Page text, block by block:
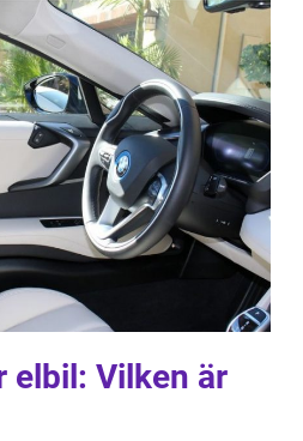
elbil: Vilken är